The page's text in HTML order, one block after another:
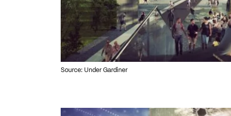
Source: Under Gardiner